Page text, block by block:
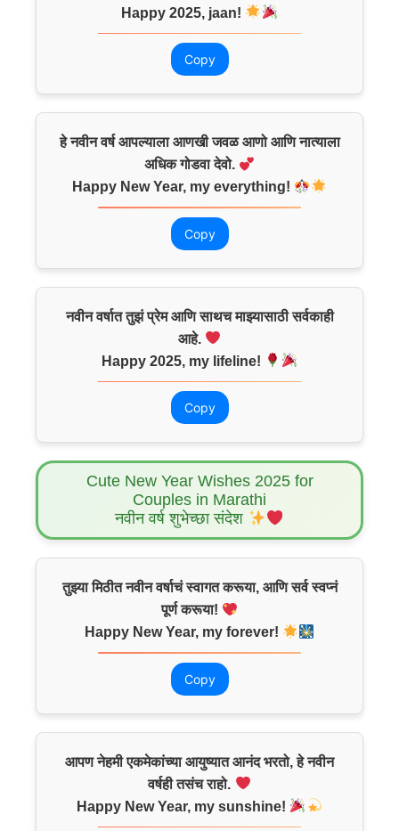
Happy 2025, jaan!
Copy
हे नवीन वर्ष आपल्याला आणखी जवळ आणो आणि नात्याला
अधिक गोडवा देवो.
Happy New Year, my everything!
Copy
नवीन वर्षात तुझं प्रेम आणि साथच माझ्यासाठी सर्वकाही
आहे.
Happy 2025, my lifeline!
Copy
Cute New Year Wishes 2025 for
Couples in Marathi
नवीन वर्ष शुभेच्छा संदेश
तुझ्या मिठीत नवीन वर्षाचं स्वागत करूया, आणि सर्व स्वप्नं
पूर्ण करूया!
Happy New Year, my forever!
Copy
आपण नेहमी एकमेकांच्या आयुष्यात आनंद भरतो, हे नवीन
वर्षही तसंच राहो.
Happy New Year, my sunshine!